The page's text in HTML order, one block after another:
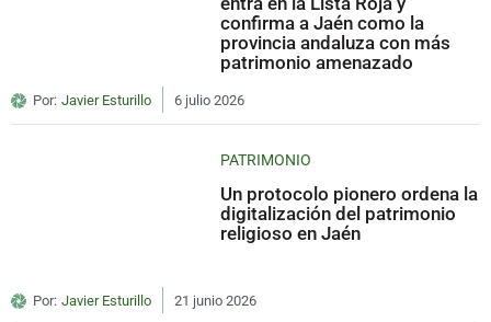
confirma a Jaén como la
provincia andaluza con más
patrimonio amenazado
Por: Javier Esturillo 6 julio 2026
PATRIMONIO
Un protocolo pionero ordena la
digitalización del patrimonio
religioso en Jaén
Por: Javier Esturillo 21 junio 2026